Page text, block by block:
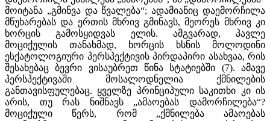
მოიტანა „გმინვა და წვალება“; ადამიანიც დაემორჩილა
მწუხარებას და ერთის მხრივ გმინავს, მეორეს მხრივ კი
ხორცის გამოსყიდვას ელის. ამგვარად, პავლე
მოციქულის თანახმად, ხორცის ხსნის მოლოდინი
ესქატოლოგიური პერსპექტივის პირდაპირი ასახვაა, რის
შესახებაც ბევრი ვისაუბრეთ წინა სტატიებში (7). ამავე
პერსპექტივაში მოსალოდნელია ქმნილების
განთავისფულებაც. ყველზე პრინციპული საკითხი კი ის
არის, თუ რას ნიშნავს „ამაოებას დამორჩილება“?
მოციქული წერს, რომ „ქმნილება ამაოებას